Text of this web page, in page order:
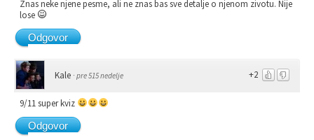
Znas neke njene pesme, ali ne znas bas sve detalje o njenom zivotu. Nije
lose
Odgovor
+2
Kale · pre 515 nedelje
9/11 super kviz
Odgovor